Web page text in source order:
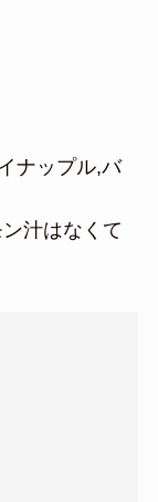
ナップル,バ
汁はなくて